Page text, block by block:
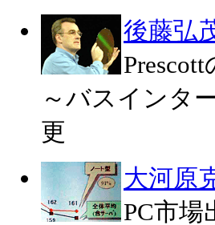
後藤弘
～バスインタ
更
大河原
PC市場